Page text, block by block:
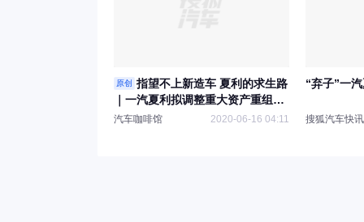
原创
指望不上新造车 夏利的求生路
｜一汽夏利拟调整重大资产重组方
案 或有新入局者
汽车咖啡馆 2020-06-16 04:11
“弃子”一
搜狐汽车快讯